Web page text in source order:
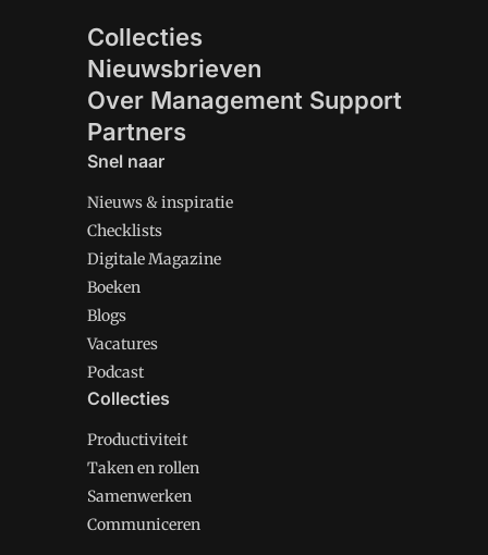
Collecties
Nieuwsbrieven
Over Management Support
Partners
Snel naar
Nieuws & inspiratie
Checklists
Digitale Magazine
Boeken
Blogs
Vacatures
Podcast
Collecties
Productiviteit
Taken en rollen
Samenwerken
Communiceren